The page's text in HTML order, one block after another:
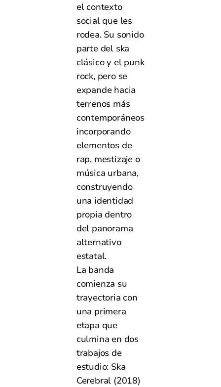
el contexto
social que les
rodea. Su sonido
parte del ska
clásico y el punk
rock, pero se
expande hacia
terrenos más
contemporáneos
incorporando
elementos de
rap, mestizaje o
música urbana,
construyendo
una identidad
propia dentro
del panorama
alternativo
estatal.
La banda
comienza su
trayectoria con
una primera
etapa que
culmina en dos
trabajos de
estudio: Ska
Cerebral (2018)